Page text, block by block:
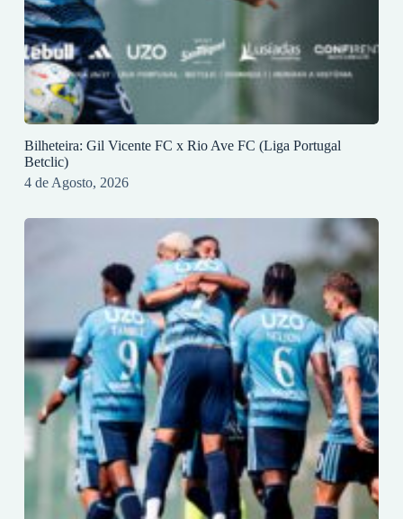
Bilheteira: Gil Vicente FC x Rio Ave FC (Liga Portugal
Betclic)
4 de Agosto, 2026